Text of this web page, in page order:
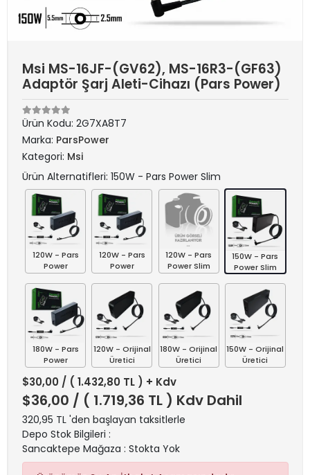
Msi MS-16JF-(GV62), MS-16R3-(GF63)
Adaptör Şarj Aleti-Cihazı (Pars Power)
Ürün Kodu: 2G7XA8T7
Marka: ParsPower
Kategori: Msi
Ürün Alternatifleri: 150W - Pars Power Slim
120W - Pars
Power
120W - Pars
Power
120W - Pars
Power Slim
150W - Pars
Power Slim
180W - Pars
Power
120W - Orijinal
Üretici
180W - Orijinal
Üretici
150W - Orijinal
Üretici
$30,00 / ( 1.432,80 TL ) + Kdv
$36,00 / ( 1.719,36 TL ) Kdv Dahil
320,95 TL 'den başlayan taksitlerle
Depo Stok Bilgileri :
Sancaktepe Mağaza : Stokta Yok